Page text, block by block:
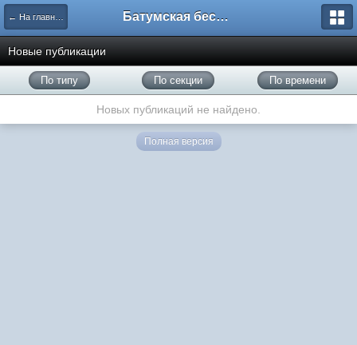
← На главную Батумская беседка
Новые публикации
По типу По секции По времени
Новых публикаций не найдено.
Полная версия